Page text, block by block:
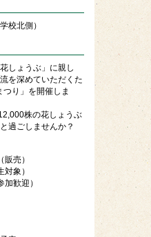
校北側）
しょうぶ」に親し
を深めていただくた
り」を開催しま
株の花しょうぶ
過ごしませんか？
売）
象）
歓迎）